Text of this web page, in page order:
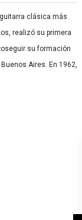
clásica más
realizó su primera
su formación
Aires. En 1962,